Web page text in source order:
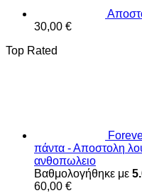
30,00 €
Top Rated
πάντα - Αποστολη
ανθοπωλειο
Βαθμολογήθηκε με
60,00 €